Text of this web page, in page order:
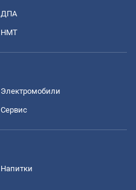
ДПА
НМТ
Электромобили
Сервис
Напитки